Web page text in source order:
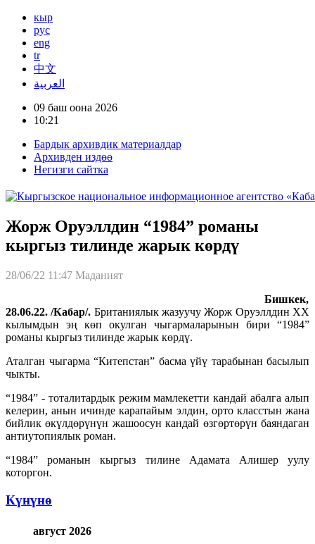
кыр
рус
eng
tr
中文
العربية
09 баш оона 2026
10:21
Бардык архивдик материалдар
Архивден издөө
Негизги сайтка
Жорж Оруэллдин “1984” романы
кыргыз тилинде жарык көрдү
28/06/22 11:47 Маданият
Бишкек,
28.06.22. /Кабар/. Британиялык жазуучу Жорж Оруэллдин XX
кылымдын эң көп окулган чыгармаларынын бири “1984”
романы кыргыз тилинде жарык көрдү.
Аталган чыгарма “Китепстан” басма үйү тарабынан басылып
чыкты.
“1984” - тоталитардык режим мамлекетти кандай абалга алып
келерин, анын ичинде карапайым элдин, орто класстын жана
бийлик өкүлдөрүнүн жашоосун кандай өзгөртөрүн баяндаган
антиутопиялык роман.
“1984” романын кыргыз тилине Адамата Алишер уулу
которгон.
Күнүнө
август 2026